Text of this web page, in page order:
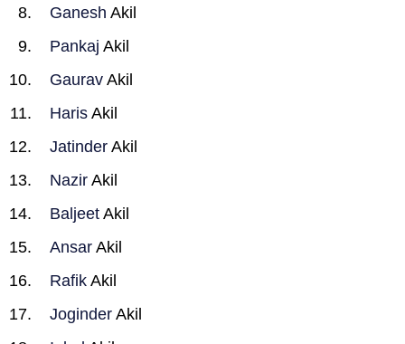
Ganesh Akil
Pankaj Akil
Gaurav Akil
Haris Akil
Jatinder Akil
Nazir Akil
Baljeet Akil
Ansar Akil
Rafik Akil
Joginder Akil